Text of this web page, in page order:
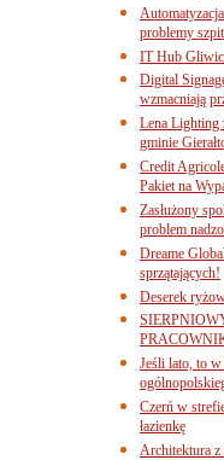
problemy
IT Hub
Digital
wzmacniają
Lena Lighting
gminie
Credit
Pakiet na
Zasłużony
problem
Dreame
sprzątających!
Deserek
Jeśli lato, to
Czerń w
łazienkę
Architektura z